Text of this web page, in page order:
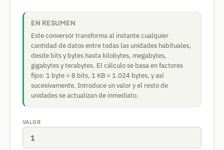
EN RESUMEN
Este conversor transforma al instante cualquier
cantidad de datos entre todas las unidades habituales,
desde bits y bytes hasta kilobytes, megabytes,
gigabytes y terabytes. El cálculo se basa en factores
fijos: 1 byte = 8 bits, 1 KB = 1.024 bytes, y así
sucesivamente. Introduce un valor y el resto de
unidades se actualizan de inmediato.
VALOR